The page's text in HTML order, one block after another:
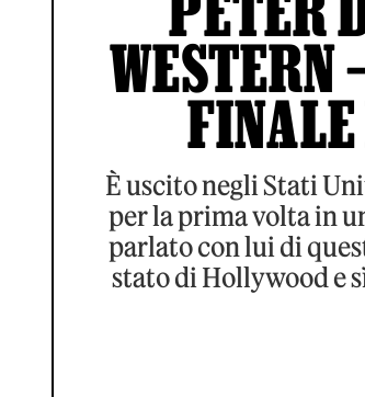
WESTERN
FINALE
È uscito negli Stati
per la prima volta in
parlato con lui di
stato di Hollywood e